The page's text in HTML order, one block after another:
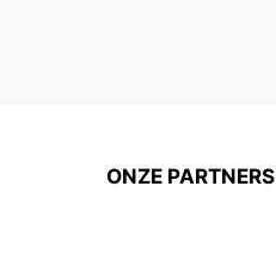
ONZE PARTNERS